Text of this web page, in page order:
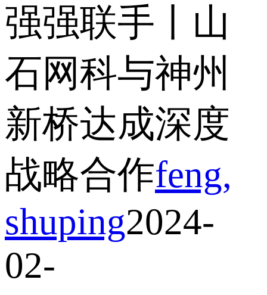
强强联手丨山
石网科与神州
新桥达成深度
战略合作feng,
shuping2024-
02-